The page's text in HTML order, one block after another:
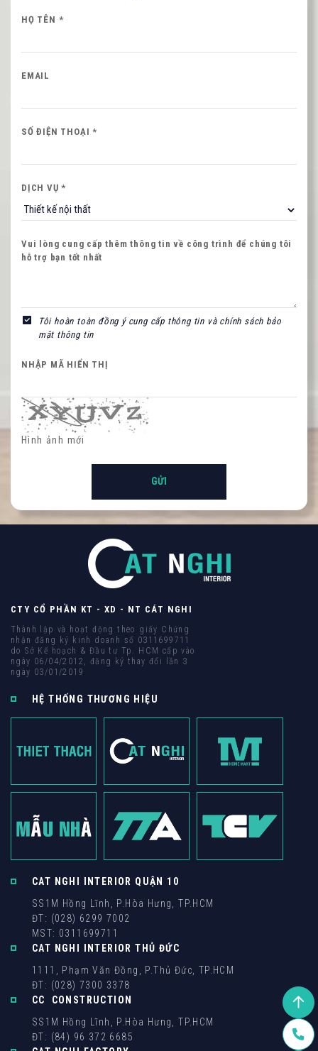
HỌ TÊN *
EMAIL
SỐ ĐIỆN THOẠI *
DỊCH VỤ *
Vui lòng cung cấp thêm thông tin về công trình để chúng tôi
hỗ trợ bạn tốt nhất
Tôi hoàn toàn đồng ý cung cấp thông tin và chính sách bảo
mật thông tin
NHẬP MÃ HIỂN THỊ
Hình ảnh mới
CTY CỔ PHẦN KT - XD - NT CÁT NGHI
Thành lập và hoạt động theo giấy Chứng
nhận đăng ký kinh doanh số 0311699711
do Sở Kế hoạch & Đầu tư Tp. HCM cấp vào
ngày 06/04/2012, đăng ký thay đổi lần 3
ngày 03/01/2019
HỆ THỐNG THƯƠNG HIỆU
CAT NGHI INTERIOR QUẬN 10
SS1M Hồng Lĩnh, P.Hòa Hưng, TP.HCM
ĐT: (028) 6299 7002
MST: 0311699711
CAT NGHI INTERIOR THỦ ĐỨC
1111, Phạm Văn Đồng, P.Thủ Đức, TP.HCM
ĐT: (028) 7300 3378
CC CONSTRUCTION
SS1M Hồng Lĩnh, P.Hòa Hưng, TP.HCM
ĐT: (84) 96 372 6685
Quý khách vui lòng cung cấp thông tin để CAT
NGHI liên hệ hỗ trợ nhanh nhất.
SỐ ĐIỆN THOẠI *
NHẬP MÃ HIỂN THỊ